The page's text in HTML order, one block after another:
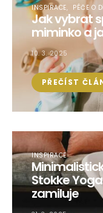
INSPIRACE PÉČE O
Jak vybrat
miminko a
10. 3. 2025
PŘEČÍST
INSPIRACE
Stokke
zamiluje